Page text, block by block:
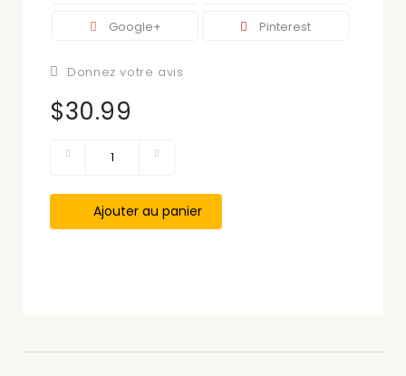
Google+ Pinterest
Donnez votre avis
$30.99
Ajouter au panier